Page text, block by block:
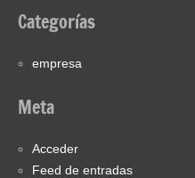
Categorías
empresa
Meta
Acceder
Feed de entradas